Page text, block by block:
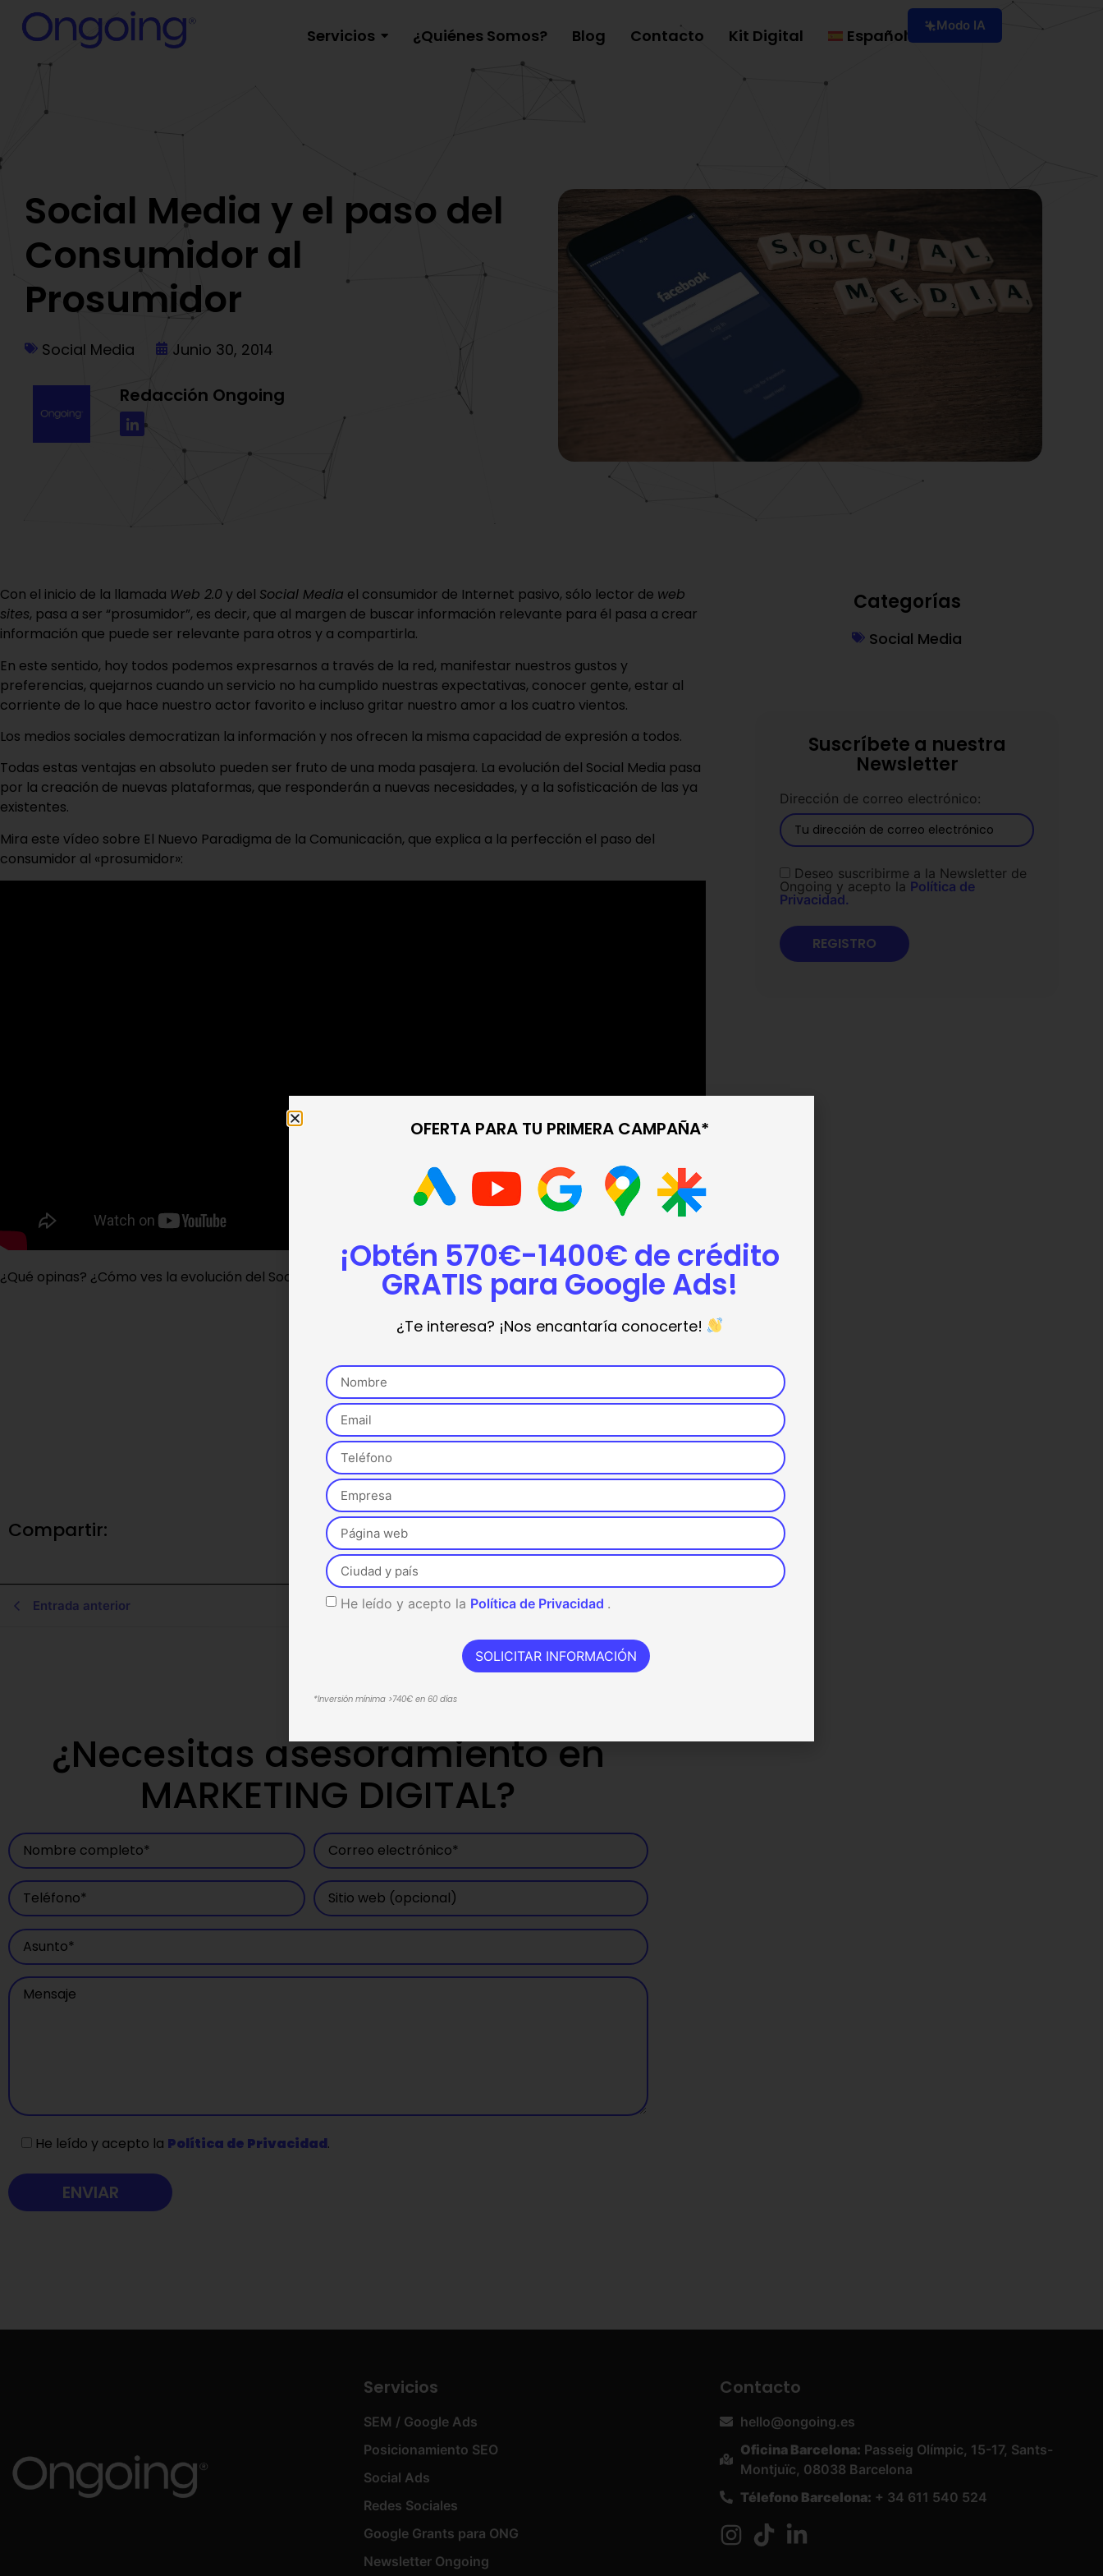
Servicios ¿Quiénes Somos? Blog Contacto Kit Digital Español
Modo IA
Social Media y el paso del
Consumidor al
Prosumidor
Social Media Junio 30, 2014
Redacción Ongoing
Con el inicio de la llamada Web 2.0 y del Social Media el consumidor de Internet pasivo, sólo lector de web
sites, pasa a ser “prosumidor”, es decir, que al margen de buscar información relevante para él pasa a crear
información que puede ser relevante para otros y a compartirla.
En este sentido, hoy todos podemos expresarnos a través de la red, manifestar nuestros gustos y
preferencias, quejarnos cuando un servicio no ha cumplido nuestras expectativas, conocer gente, estar al
corriente de lo que hace nuestro actor favorito e incluso gritar nuestro amor a los cuatro vientos.
Los medios sociales democratizan la información y nos ofrecen la misma capacidad de expresión a todos.
Todas estas ventajas en absoluto pueden ser fruto de una moda pasajera. La evolución del Social Media pasa
por la creación de nuevas plataformas, que responderán a nuevas necesidades, y a la sofisticación de las ya
existentes.
Mira este vídeo sobre El Nuevo Paradigma de la Comunicación, que explica a la perfección el paso del
consumidor al «prosumidor»:
¿Qué opinas? ¿Cómo ves la evolución del Social Media? ¿Crees que es una moda pasajera?
Compartir:
Entrada anterior Entrada siguiente
Categorías
Social Media
Suscríbete a nuestra
Newsletter
Dirección de correo electrónico:
Deseo suscribirme a la Newsletter de
Ongoing y acepto la Política de
Privacidad.
¿Necesitas asesoramiento en
MARKETING DIGITAL?
He leído y acepto la Política de Privacidad.
Servicios
SEM / Google Ads
Posicionamiento SEO
Social Ads
Redes Sociales
Google Grants para ONG
Newsletter Ongoing
Contacto
hello@ongoing.es
Oficina Barcelona: Passeig Olímpic, 15-17, Sants-
Montjuïc, 08038 Barcelona
Télefono Barcelona: + 34 611 540 524
OFERTA PARA TU PRIMERA CAMPAÑA*
¡Obtén 570€-1400€ de crédito
GRATIS para Google Ads!
¿Te interesa? ¡Nos encantaría conocerte!
He leído y acepto la Política de Privacidad .
SOLICITAR INFORMACIÓN
*Inversión mínima >740€ en 60 días